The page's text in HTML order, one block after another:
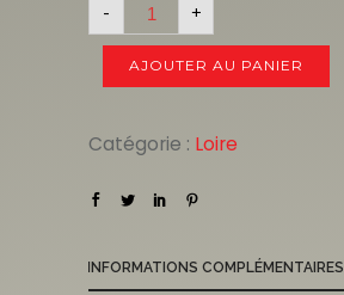
- +
AJOUTER AU PANIER
Catégorie : Loire
INFORMATIONS COMPLÉMENTAIRES